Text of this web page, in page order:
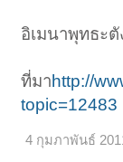
อิเมนาพุทธะ
ที่มาhttp://
topic=12483
4 กุมภาพันธ์